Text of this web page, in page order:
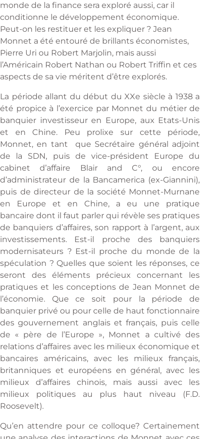
monde de la finance sera exploré aussi, car il
conditionne le développement économique.
Peut-on les restituer et les expliquer ? Jean
Monnet a été entouré de brillants économistes,
Pierre Uri ou Robert Marjolin, mais aussi
l’Américain Robert Nathan ou Robert Triffin et ces
aspects de sa vie méritent d’être explorés.
La période allant du début du XXe siècle à 1938 a
été propice à l’exercice par Monnet du métier de
banquier investisseur en Europe, aux Etats-Unis
et en Chine. Peu prolixe sur cette période,
Monnet, en tant que Secrétaire général adjoint
de la SDN, puis de vice-président Europe du
cabinet d’affaire Blair and C°, ou encore
d’administrateur de la Bancamerica (ex-Giannini),
puis de directeur de la société Monnet-Murnane
en Europe et en Chine, a eu une pratique
bancaire dont il faut parler qui révèle ses pratiques
de banquiers d’affaires, son rapport à l’argent, aux
investissements. Est-il proche des banquiers
modernisateurs ? Est-il proche du monde de la
spéculation ? Quelles que soient les réponses, ce
seront des éléments précieux concernant les
pratiques et les conceptions de Jean Monnet de
l’économie. Que ce soit pour la période de
banquier privé ou pour celle de haut fonctionnaire
des gouvernement anglais et français, puis celle
de « père de l’Europe », Monnet a cultivé des
relations d’affaires avec les milieux économique et
bancaires américains, avec les milieux français,
britanniques et européens en général, avec les
milieux d’affaires chinois, mais aussi avec les
milieux politiques au plus haut niveau (F.D.
Roosevelt).
Qu’en attendre pour ce colloque? Certainement